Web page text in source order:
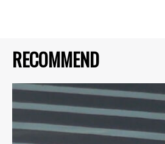
RECOMMEND